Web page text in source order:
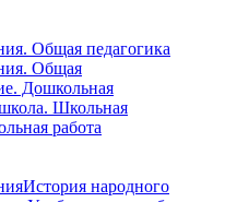
Общая педагогика
Общая
Дошкольная
Школьная
работа
История народного